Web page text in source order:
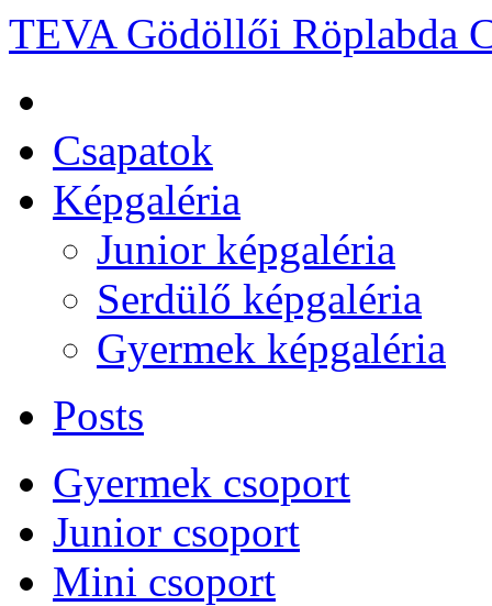
TEVA Gödöllői Röplabda
Csapatok
Képgaléria
Junior képgaléria
Serdülő képgaléria
Gyermek képgaléria
Posts
Gyermek csoport
Junior csoport
Mini csoport